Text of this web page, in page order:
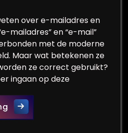
over e-mailadres en
mailadres” en “e-mail”
met de moderne
Maar wat betekenen ze
ze correct gebruikt?
ingaan op deze
Alles wat je moet weten